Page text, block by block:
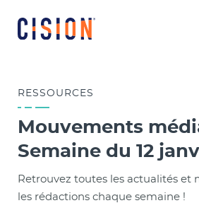
RESSOURCES
Mouvements
Semaine du 12
Retrouvez toutes les actualités et
les rédactions chaque semaine !